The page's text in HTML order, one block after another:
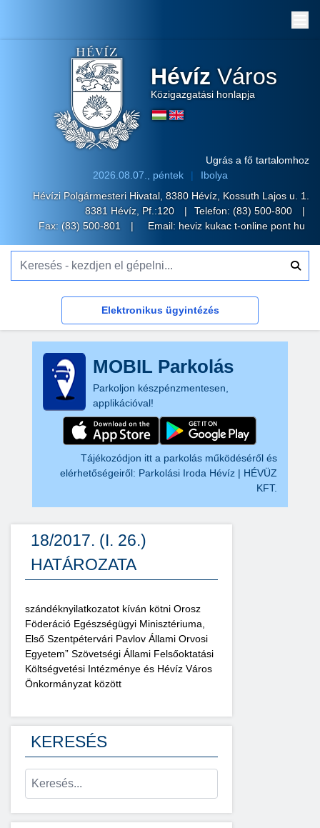
Hévíz Város
Közigazgatási honlapja
Ugrás a fő tartalomhoz
2026.08.07., péntek
Ibolya
Hévízi Polgármesteri Hivatal, 8380 Hévíz, Kossuth Lajos u. 1.
8381 Hévíz, Pf.:120
Telefon: (83) 500-800
Fax: (83) 500-801
Email: heviz kukac t-online pont hu
Elektronikus ügyintézés
MOBIL Parkolás
Parkoljon készpénzmentesen,
applikációval!
Tájékozódjon itt a parkolás működéséről és
elérhetőségeiről: Parkolási Iroda Hévíz | HÉVÜZ
KFT.
18/2017. (I. 26.)
HATÁROZATA
szándéknyilatkozatot kíván kötni Orosz
Föderáció Egészségügyi Minisztériuma,
Első Szentpétervári Pavlov Állami Orvosi
Egyetem” Szövetségi Állami Felsőoktatási
Költségvetési Intézménye és Hévíz Város
Önkormányzat között
KERESÉS